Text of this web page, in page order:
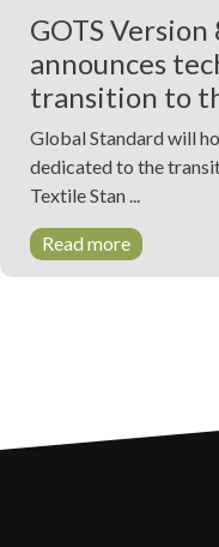
GOTS
announces
transition to
Global Standard will
dedicated to the
Textile Stan ...
Read more